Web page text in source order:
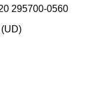
295700-0560